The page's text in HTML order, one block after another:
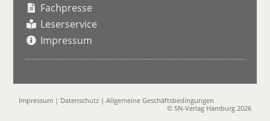
Fachpresse
Leserservice
Impressum
Impressum | Datenschutz |Allgemeine Geschäftsbedingungen
© SN-Verlag Hamburg 2026